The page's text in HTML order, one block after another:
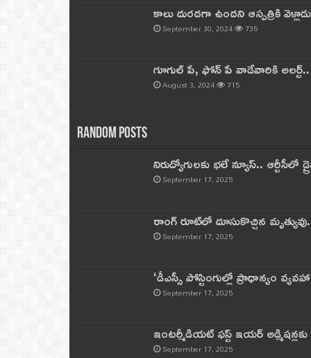
కాలు దురదగా ఉందని ఆస్పత్రికి
September 30, 2024 735
గూగుల్ పే, ఫోన్ పే వాడేవారికి
August 3, 2024 715
Random Posts
నిరుద్యోగులకు భలే న్యూస్.. ఆర్టీసీలో
September 17, 2025
రాంగ్ రూట్‌లో దూసుకొచ్చిన
September 17, 2025
‘డీఎస్సీ పోస్టింగుల్లో ప్రాధాన్యం
September 17, 2025
ఇంటర్మీడియట్ ఫస్ట్‌ ఇయర్‌
September 17, 2025